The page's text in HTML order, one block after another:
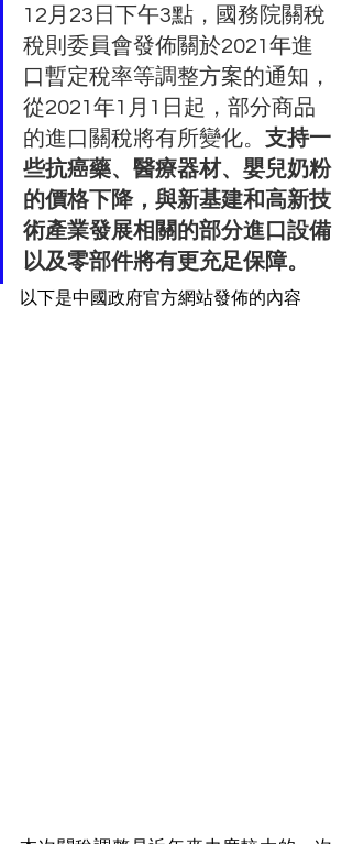
12月23日下午3點，國務院關稅
稅則委員會發佈關於2021年進
口暫定稅率等調整方案的通知，
從2021年1月1日起，部分商品
的進口關稅將有所變化。 支持一
些抗癌藥、醫療器材、嬰兒奶粉
的價格下降，與新基建和高新技
術產業發展相關的部分進口設備
以及零部件將有更充足保障。
以下是中國政府官方網站發佈的內容